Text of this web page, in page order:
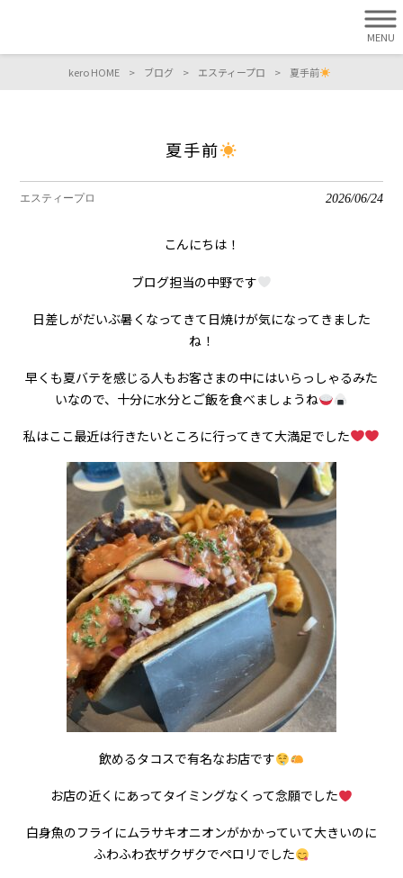
MENU
kero HOME > ブログ > エスティープロ > 夏手前
夏手前
エスティープロ 2026/06/24
こんにちは！
ブログ担当の中野です
日差しがだいぶ暑くなってきて日焼けが気になってきました
ね！
早くも夏バテを感じる人もお客さまの中にはいらっしゃるみた
いなので、十分に水分とご飯を食べましょうね
私はここ最近は行きたいところに行ってきて大満足でした
飲めるタコスで有名なお店です
お店の近くにあってタイミングなくって念願でした
白身魚のフライにムラサキオニオンがかかっていて大きいのに
ふわふわ衣ザクザクでペロリでした